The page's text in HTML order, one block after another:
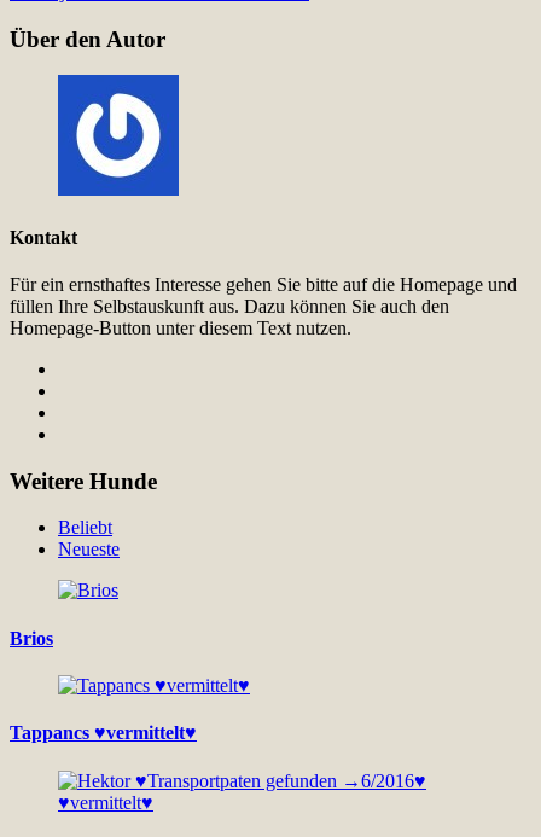
Über den Autor
Kontakt
Für ein ernsthaftes Interesse gehen Sie bitte auf die Homepage und
füllen Ihre Selbstauskunft aus. Dazu können Sie auch den
Homepage-Button unter diesem Text nutzen.
Weitere Hunde
Beliebt
Neueste
Brios
Tappancs ♥vermittelt♥